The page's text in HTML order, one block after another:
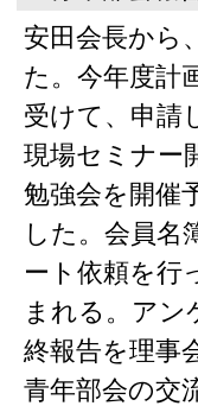
安田会長から
た。今年度計
受けて、申請
現場セミナー
勉強会を開催
した。会員名
ート依頼を行
まれる。アン
終報告を理事
青年部会の交